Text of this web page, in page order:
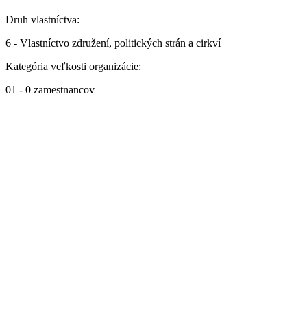
Druh vlastníctva:
6 - Vlastníctvo združení, politických strán a cirkví
Kategória veľkosti organizácie:
01 - 0 zamestnancov